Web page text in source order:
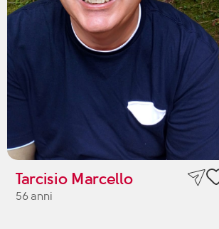
Tarcisio Marcello
56 anni